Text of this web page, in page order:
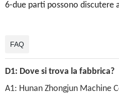
6-due parti possono discutere
FAQ
D1: Dove si trova la fabbrica?
A1: Hunan Zhongjun Machine